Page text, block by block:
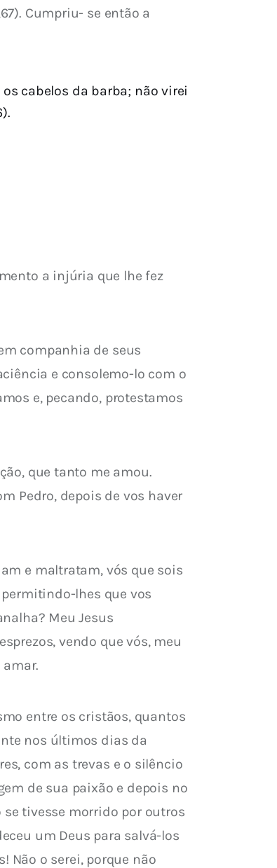
Cumpriu- se então a
cabelos da barba; não virei
a injúria que lhe fez
companhia de seus
e consolemo-lo com o
e, pecando, protestamos
que tanto me amou.
Pedro, depois de vos haver
e maltratam, vós que sois
lhes que vos
Meu Jesus
vendo que vós, meu
entre os cristãos, quantos
nos últimos dias da
com as trevas e o silêncio
de sua paixão e depois no
tivesse morrido por outros
um Deus para salvá-los
Não o serei, porque não